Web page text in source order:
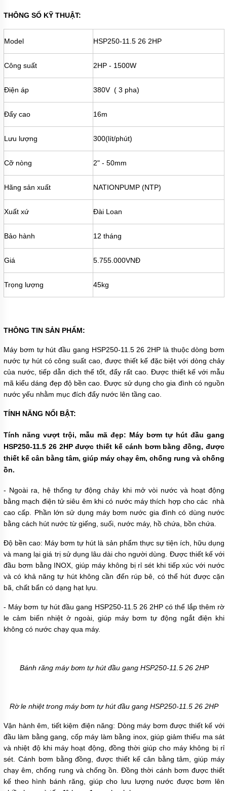
ĐẦU
MÁY
TÂM
NAM
MÁY
BƠM
MÀNG
KHÍ
NÉN
MÁY
NƯỚC
TUẦN
MÁY
HÚT
MÁY
BƠM
TUABIN
ĐA
TẦNG
CÁNH
HỒ
MÁY
NƯỚC
GIẾNG
BƠM
NƯỚC
NGHIỆP
THỔI
KHÍ
MÁY
KHUẤY
CHÌM
MÁY
KHÍ
BÌNH
TÍCH
ÁP
ĐĨA
PHỐI
KHÍ
KIỆN
MÁY
MÁY
NHÔNG
(HÚT
DẦU
NHỚT)
MÁY
BƠM
CÔNG
THÔNG SỐ KỸ THUẬT:
Model HSP250-11.5 26 2HP
Công suất 2HP - 1500W
Điện áp 380V ( 3 pha)
Đẩy cao 16m
Lưu lượng 300(lít/phút)
Cỡ nòng 2" - 50mm
Hãng sản xuất NATIONPUMP (NTP)
Xuất xứ Đài Loan
Bảo hành 12 tháng
Giá 5.755.000VNĐ
Trọng lượng 45kg
THÔNG TIN SẢN PHẨM:
Máy bơm tự hút đầu gang HSP250-11.5 26 2HP là thuộc dòng bơm
nước tự hút có công suất cao, được thiết kế đặc biệt với dòng chảy
của nước, tiếp dẫn dịch thế tốt, đẩy rất cao. Được thiết kế với mẫu
mã kiểu dáng đẹp độ bền cao. Được sử dụng cho gia đình có nguồn
nước yếu nhằm mục đích đẩy nước lên tầng cao.
TÍNH NĂNG NỔI BẬT:
Tính năng vượt trội, mẫu mã đẹp: Máy bơm tự hút đầu gang
HSP250-11.5 26 2HP được thiết kế cánh bơm bằng đồng, được
thiết kế cân bằng tâm, giúp máy chạy êm, chống rung và chống
ồn.
- Ngoài ra, hệ thống tự động chảy khi mở vòi nước và hoạt động
bằng mạch điện tử siêu êm khi có nước máy thích hợp cho các nhà
cao cấp. Phần lớn sử dụng máy bơm nước gia đình có dùng nước
bằng cách hút nước từ giếng, suối, nước máy, hồ chứa, bồn chứa.
Độ bền cao: Máy bơm tự hút là sản phẩm thực sự tiện ích, hữu dụng
và mang lại giá trị sử dụng lâu dài cho người dùng. Được thiết kế với
đầu bơm bằng INOX, giúp máy không bị rỉ sét khi tiếp xúc với nước
và có khả năng tự hút không cần đến rúp bê, có thể hút được cặn
bã, chất bẩn có dạng hạt lựu.
- Máy bơm tự hút đầu gang HSP250-11.5 26 2HPcó thể lắp thêm rờ
le cảm biến nhiệt ở ngoài, giúp máy bơm tự động ngắt điện khi
không có nước chạy qua máy.
Bánh răng máy bơm tự hút đầu gang HSP250-11.5 26 2HP
Rờ le nhiệt trong máy bơm tự hút đầu gang HSP250-11.5 26 2HP
Vận hành êm, tiết kiệm điện năng: Dòng máy bơm được thiết kế với
đầu làm bằng gang, cốp máy làm bằng inox, giúp giảm thiểu ma sát
và nhiệt độ khi máy hoạt động, đồng thời giúp cho máy không bị rỉ
sét. Cánh bơm bằng đồng, được thiết kế cân bằng tâm, giúp máy
chạy êm, chống rung và chống ồn. Đồng thời cánh bơm được thiết
kế theo hình bánh răng, giúp cho lưu lượng nước được bơm lên